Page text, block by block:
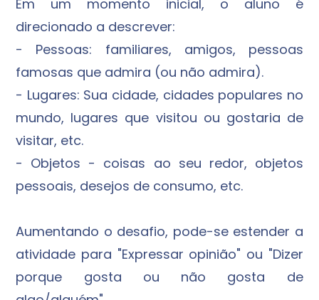
Em um momento inicial, o aluno é
direcionado a descrever:
- Pessoas: familiares, amigos, pessoas
famosas que admira (ou não admira).
- Lugares: Sua cidade, cidades populares no
mundo, lugares que visitou ou gostaria de
visitar, etc.
- Objetos - coisas ao seu redor, objetos
pessoais, desejos de consumo, etc.
Aumentando o desafio, pode-se estender a
atividade para "Expressar opinião" ou "Dizer
porque gosta ou não gosta de